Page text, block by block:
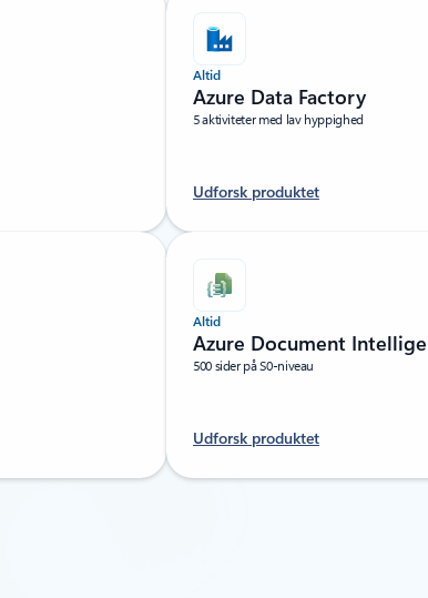
Altid
Azure Data Factory
5 aktiviteter med lav hyppighed
Udforsk produktet
Altid
Azure Document
500 sider på S0-niveau
Udforsk produktet